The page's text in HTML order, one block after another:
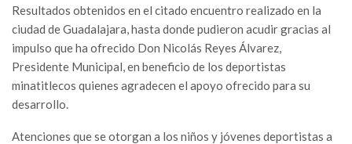
Resultados obtenidos en el citado encuentro realizado en la
ciudad de Guadalajara, hasta donde pudieron acudir gracias al
impulso que ha ofrecido Don Nicolás Reyes Álvarez,
Presidente Municipal, en beneficio de los deportistas
minatitlecos quienes agradecen el apoyo ofrecido para su
desarrollo.
Atenciones que se otorgan a los niños y jóvenes deportistas a